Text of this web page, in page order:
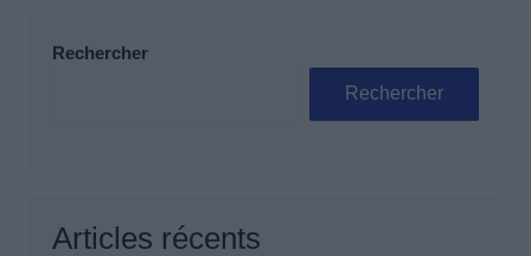
Rechercher
Rechercher
Articles récents